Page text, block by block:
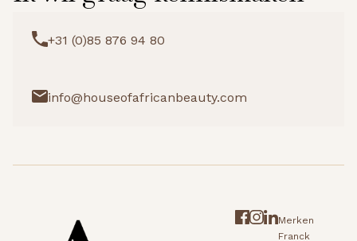
+31 (0)85 876 94 80
info@houseofafricanbeauty.com
Merken
Franck